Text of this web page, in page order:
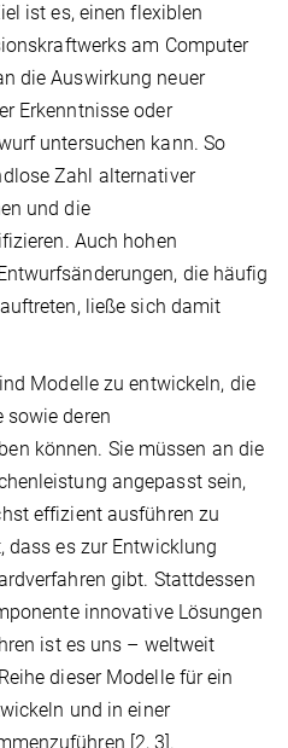
ist es, einen flexiblen
am Computer
die Auswirkung neuer
Erkenntnisse oder
untersuchen kann. So
Zahl alternativer
und die
Auch hohen
die häufig
ließe sich damit
Modelle zu entwickeln, die
sowie deren
können. Sie müssen an die
angepasst sein,
effizient ausführen zu
dass es zur Entwicklung
gibt. Stattdessen
innovative Lösungen
ist es uns – weltweit
dieser Modelle für ein
und in einer
[2, 3].